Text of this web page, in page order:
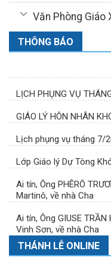
Văn Phòng Giáo
THÔNG BÁO
LỊCH PHỤNG VỤ
GIÁO LÝ HÔN NHÂN
Lịch phụng vụ tháng 7/
Lớp Giáo lý Dự Tòng
Ai tín, Ông PHÊRÔ
Martinô, về nhà Cha
Ai tín, Ông GIUSE
Vinh Sơn, về nhà Cha
THÁNH LỄ ONLINE